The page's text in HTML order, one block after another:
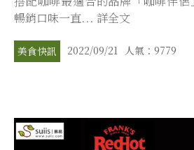
暢銷口味一直... 詳全文
美食快訊 2022/09/21 人氣：9779